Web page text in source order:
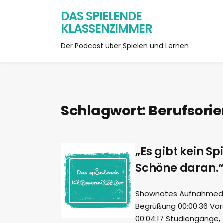
DAS SPIELENDE
KLASSENZIMMER
Der Podcast über Spielen und Lernen
Schlagwort:
„Es gibt kein
Schöne
Shownotes
Begrüßung 00:00:36
00:04:17